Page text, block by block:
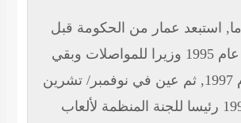
عمار من الحكومة قبل
يعود إليها عام 1995 وزيرا للمواصلات وبقي
عام 1997, ثم عين في نوفمبر/ تشرين
رئيسا للجنة المنظمة لألعاب